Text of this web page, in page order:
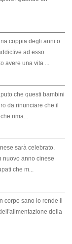
coppia degli anni o
ad esso
avere una vita ...
che questi bambini
da rinunciare che il
rima...
sarà celebrato.
nuovo anno cinese
che m...
corpo sano lo rende il
della